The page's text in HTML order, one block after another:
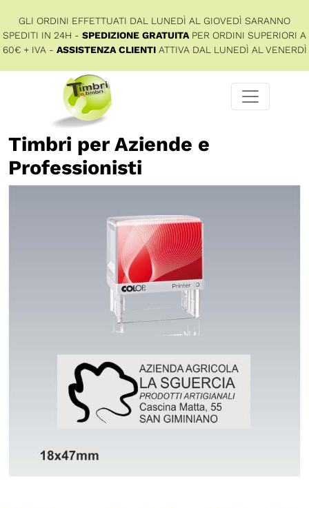
GLI ORDINI EFFETTUATI DAL LUNEDÌ AL GIOVEDÌ SARANNO
SPEDITI IN 24H - SPEDIZIONE GRATUITA PER ORDINI SUPERIORI A
60€ + IVA - ASSISTENZA CLIENTIATTIVA DAL LUNEDÌ AL VENERDÌ
Timbri per Aziende e
Professionisti